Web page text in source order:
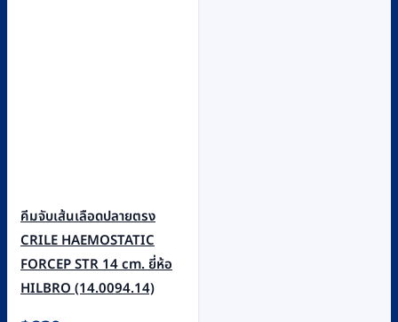
คีมจับเส้นเลือดปลายตรง
CRILE HAEMOSTATIC
FORCEP STR 14 cm. ยี่ห้อ
HILBRO (14.0094.14)